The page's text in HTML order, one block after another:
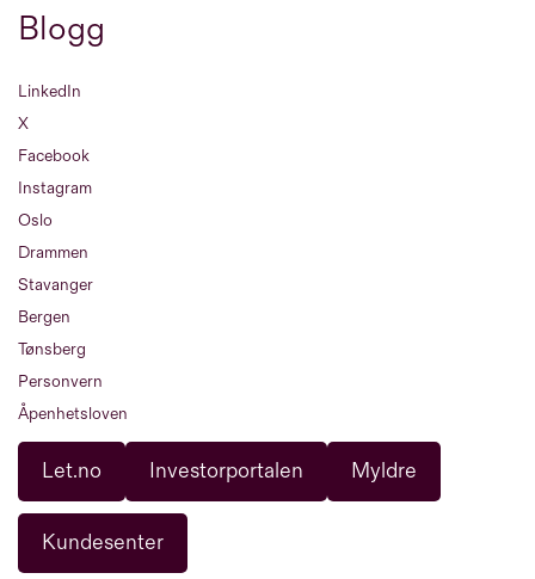
Blogg
LinkedIn
X
Facebook
Instagram
Oslo
Drammen
Stavanger
Bergen
Tønsberg
Personvern
Åpenhetsloven
Let.no Investorportalen Myldre
Kundesenter